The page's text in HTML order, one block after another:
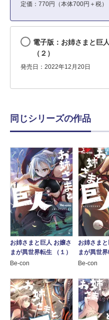
定価：770円（本体700円＋税）
電子版：お姉さまと巨
（２）
発売日：2022年12月20日
同じシリーズの作品
お姉さまと巨人 お嬢さ
まが異世界転生 （１）
Be-con
お姉さま
まが異世界
Be-con